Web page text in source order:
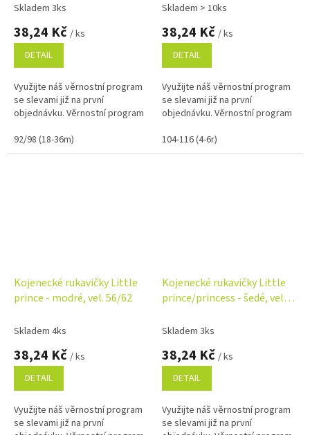
Skladem 3ks
38,24 Kč / ks
DETAIL
Využijte náš věrnostní program
se slevami již na první
objednávku. Věrnostní program
92/98 (18-36m)
Skladem > 10ks
38,24 Kč / ks
DETAIL
Využijte náš věrnostní program
se slevami již na první
objednávku. Věrnostní program
104-116 (4-6r)
Kojenecké rukavičky Little
prince - modré, vel. 56/62
Skladem 4ks
38,24 Kč / ks
DETAIL
Využijte náš věrnostní program
se slevami již na první
Kojenecké rukavičky Little
prince/princess - šedé, vel.
Skladem 3ks
38,24 Kč / ks
DETAIL
Využijte náš věrnostní program
se slevami již na první